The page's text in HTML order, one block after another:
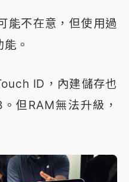
能不在意，但使用過
。
ID，內建儲存也
但RAM無法升級，